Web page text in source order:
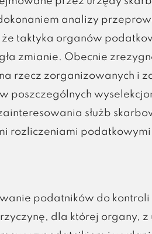
analizy
taktyka organów
zmianie. Obecnie
rzecz zorganizowanych i
poszczególnych
służb
rozliczeniami
podatników do
dla której organy,